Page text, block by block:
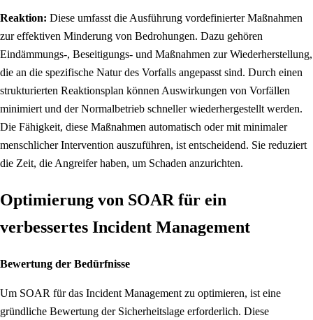
Reaktion: Diese umfasst die Ausführung vordefinierter Maßnahmen
zur effektiven Minderung von Bedrohungen. Dazu gehören
Eindämmungs-, Beseitigungs- und Maßnahmen zur Wiederherstellung,
die an die spezifische Natur des Vorfalls angepasst sind. Durch einen
strukturierten Reaktionsplan können Auswirkungen von Vorfällen
minimiert und der Normalbetrieb schneller wiederhergestellt werden.
Die Fähigkeit, diese Maßnahmen automatisch oder mit minimaler
menschlicher Intervention auszuführen, ist entscheidend. Sie reduziert
die Zeit, die Angreifer haben, um Schaden anzurichten.
Optimierung von SOAR für ein
verbessertes Incident Management
Bewertung der Bedürfnisse
Um SOAR für das Incident Management zu optimieren, ist eine
gründliche Bewertung der Sicherheitslage erforderlich. Diese